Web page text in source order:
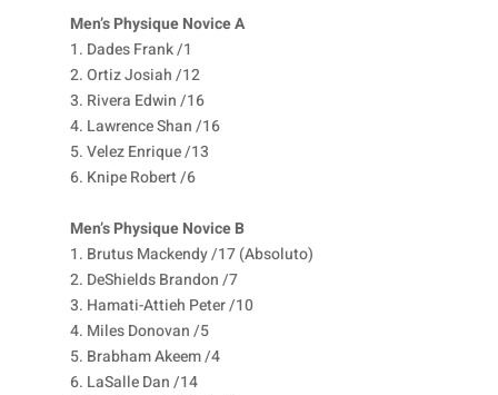
Men’s Physique Novice A
1. Dades Frank /1
2. Ortiz Josiah /12
3. Rivera Edwin /16
4. Lawrence Shan /16
5. Velez Enrique /13
6. Knipe Robert /6
Men’s Physique Novice B
1. Brutus Mackendy /17 (Absoluto)
2. DeShields Brandon /7
3. Hamati-Attieh Peter /10
4. Miles Donovan /5
5. Brabham Akeem /4
6. LaSalle Dan /14